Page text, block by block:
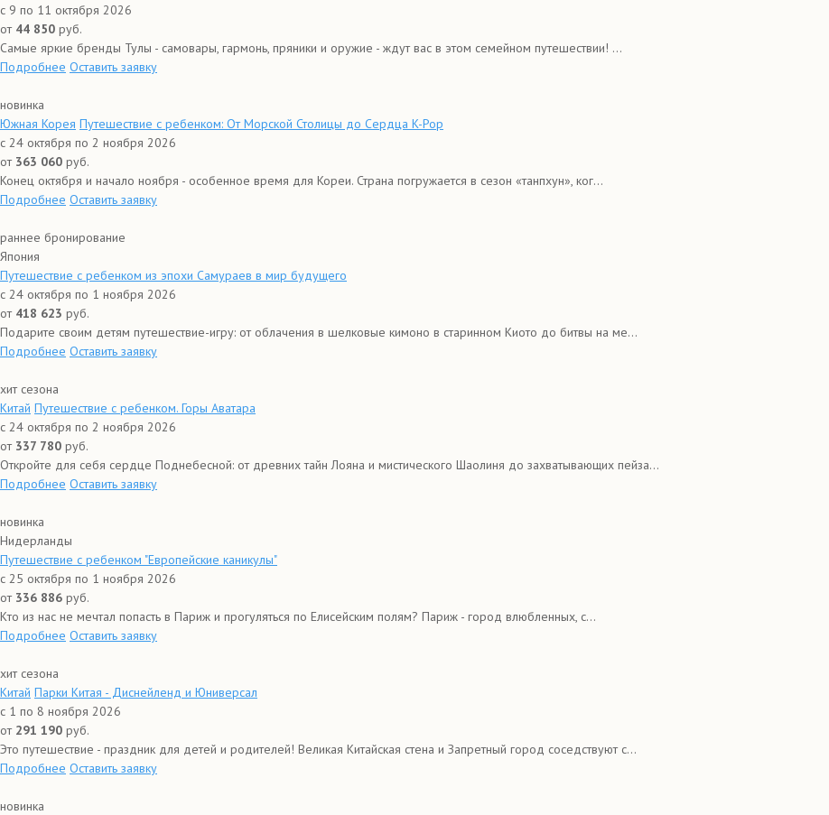
с 9 по 11 октября 2026
от 44 850 руб.
Самые яркие бренды Тулы - самовары, гармонь, пряники и оружие - ждут вас в этом семейном путешествии! ...
Подробнее Оставить заявку
новинка
Южная Корея Путешествие с ребенком: От Морской Столицы до Сердца K-Pop
с 24 октября по 2 ноября 2026
от 363 060 руб.
Конец октября и начало ноября - особенное время для Кореи. Страна погружается в сезон «танпхун», ког...
Подробнее Оставить заявку
раннее бронирование
Япония
Путешествие с ребенком из эпохи Самураев в мир будущего
с 24 октября по 1 ноября 2026
от 418 623 руб.
Подарите своим детям путешествие-игру: от облачения в шелковые кимоно в старинном Киото до битвы на ме...
Подробнее Оставить заявку
хит сезона
Китай Путешествие с ребенком. Горы Аватара
с 24 октября по 2 ноября 2026
от 337 780 руб.
Откройте для себя сердце Поднебесной: от древних тайн Лояна и мистического Шаолиня до захватывающих пейза...
Подробнее Оставить заявку
новинка
Нидерланды
Путешествие с ребенком "Европейские каникулы"
с 25 октября по 1 ноября 2026
от 336 886 руб.
Кто из нас не мечтал попасть в Париж и прогуляться по Елисейским полям? Париж - город влюбленных, с...
Подробнее Оставить заявку
хит сезона
Китай Парки Китая - Диснейленд и Юниверсал
с 1 по 8 ноября 2026
от 291 190 руб.
Это путешествие - праздник для детей и родителей! Великая Китайская стена и Запретный город соседствуют с...
Подробнее Оставить заявку
новинка